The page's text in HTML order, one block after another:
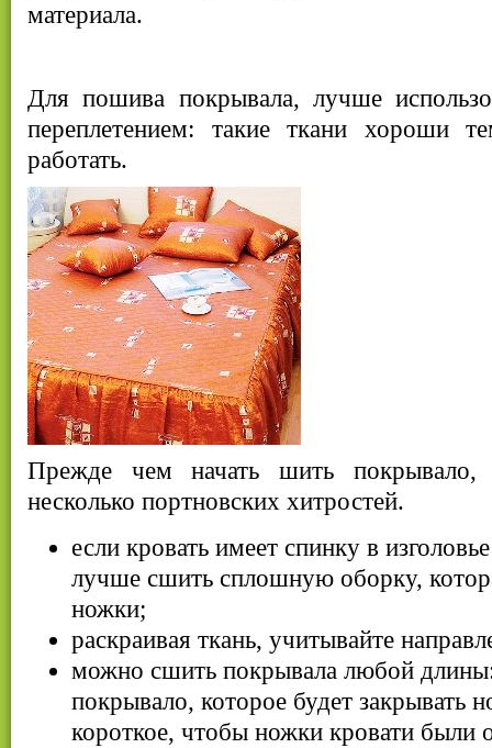
материала.
Для пошива покрывала, лучше
переплетением: такие ткани хороши
работать.
Прежде чем начать шить покрывало,
несколько портновских хитростей.
если кровать имеет спинку в
лучше сшить сплошную оборку,
ножки;
раскраивая ткань, учитывайте
можно сшить покрывала любой
покрывало, которое будет закрывать
короткое, чтобы ножки кровати были